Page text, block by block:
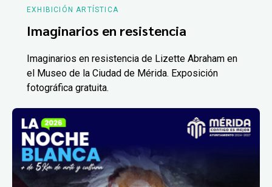
EXHIBICIÓN ARTÍSTICA
Imaginarios en resistencia
Imaginarios en resistencia de Lizette Abraham en
el Museo de la Ciudad de Mérida. Exposición
fotográfica gratuita.